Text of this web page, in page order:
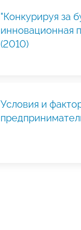
"Конкурируя за
инновационная
(2010)
Условия и